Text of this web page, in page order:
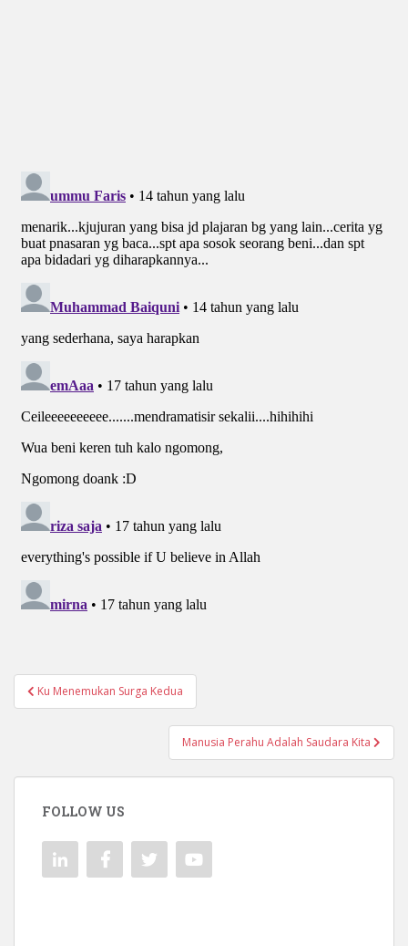
Navigasi
pos
Ku Menemukan Surga Kedua
Manusia Perahu Adalah Saudara Kita
FOLLOW US